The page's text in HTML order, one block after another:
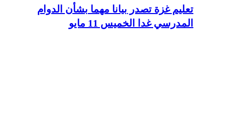
تعليم غزة تصدر بيانا مهما بشأن الدوام
المدرسي غدا الخميس 11 مايو